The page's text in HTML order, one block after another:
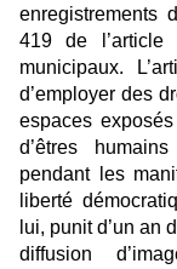
enregistrements
419 de l’article
municipaux.
d’employer des
espaces
d’êtres
pendant les
liberté
lui, punit d’un an
diffusion